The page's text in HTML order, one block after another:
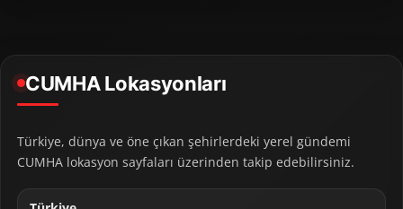
CUMHA Lokasyonları
Türkiye, dünya ve öne çıkan şehirlerdeki yerel gündemi
CUMHA lokasyon sayfaları üzerinden takip edebilirsiniz.